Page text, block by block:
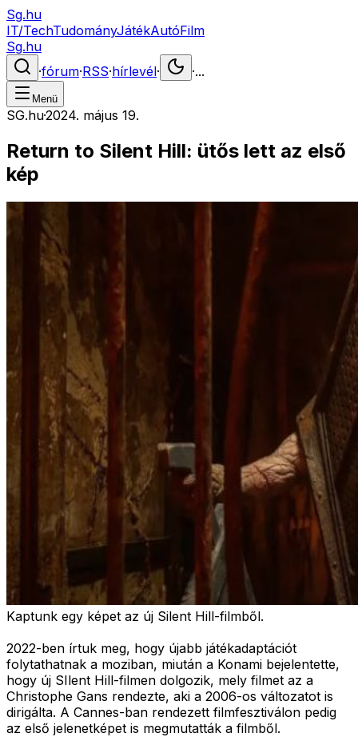
Sg.hu
IT/TechTudományJátékAutóFilm
Sg.hu
·fórum·RSS·hírlevél· ·...
Menü
SG.hu·2024. május 19.
Return to Silent Hill: ütős lett az első
kép
Kaptunk egy képet az új Silent Hill-filmből.
2022-ben írtuk meg, hogy újabb játékadaptációt
folytathatnak a moziban, miután a Konami bejelentette,
hogy új SIlent Hill-filmen dolgozik, mely filmet az a
Christophe Gans rendezte, aki a 2006-os változatot is
dirigálta. A Cannes-ban rendezett filmfesztiválon pedig
az első jelenetképet is megmutatták a filmből.